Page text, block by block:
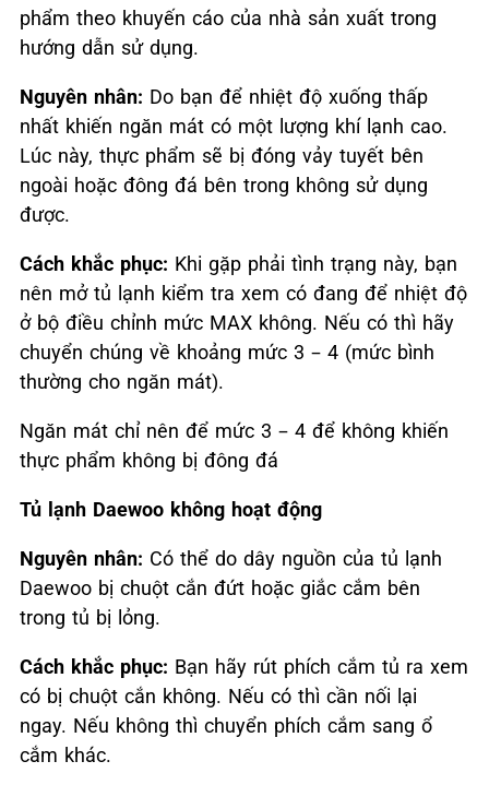
phẩm theo khuyến cáo của nhà sản xuất trong
hướng dẫn sử dụng.
Nguyên nhân: Do bạn để nhiệt độ xuống thấp
nhất khiến ngăn mát có một lượng khí lạnh cao.
Lúc này, thực phẩm sẽ bị đóng vảy tuyết bên
ngoài hoặc đông đá bên trong không sử dụng
được.
Cách khắc phục: Khi gặp phải tình trạng này, bạn
nên mở tủ lạnh kiểm tra xem có đang để nhiệt độ
ở bộ điều chỉnh mức MAX không. Nếu có thì hãy
chuyển chúng về khoảng mức 3 – 4 (mức bình
thường cho ngăn mát).
Ngăn mát chỉ nên để mức 3 – 4 để không khiến
thực phẩm không bị đông đá
Tủ lạnh Daewoo không hoạt động
Nguyên nhân: Có thể do dây nguồn của tủ lạnh
Daewoo bị chuột cắn đứt hoặc giắc cắm bên
trong tủ bị lỏng.
Cách khắc phục: Bạn hãy rút phích cắm tủ ra xem
có bị chuột cắn không. Nếu có thì cần nối lại
ngay. Nếu không thì chuyển phích cắm sang ổ
cắm khác.